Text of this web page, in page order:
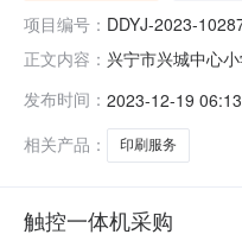
项目编号： DDYJ-2023-
正文内容： 兴宁市兴城中心
仟陆佰零肆元整
求：16
发布时间： 2023-12-19 06:13
相关产品：
印刷服务
触控一体机采购